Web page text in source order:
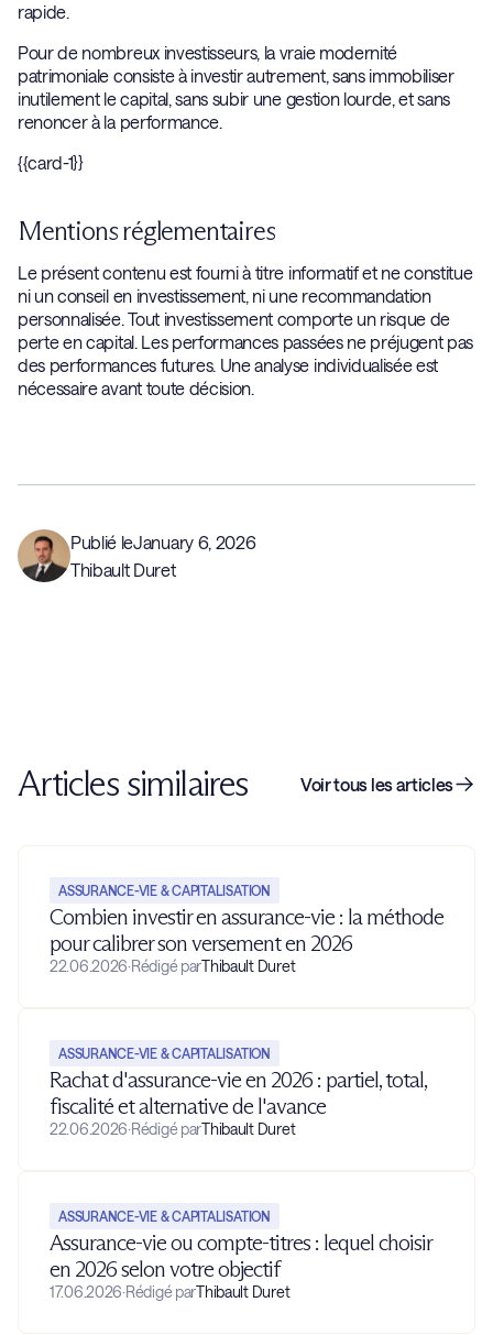
rapide.
Pour de nombreux investisseurs, la vraie modernité
patrimoniale consiste à investir autrement, sans immobiliser
inutilement le capital, sans subir une gestion lourde, et sans
renoncer à la performance.
{{card-1}}
Mentions réglementaires
Le présent contenu est fourni à titre informatif et ne constitue
ni un conseil en investissement, ni une recommandation
personnalisée. Tout investissement comporte un risque de
perte en capital. Les performances passées ne préjugent pas
des performances futures. Une analyse individualisée est
nécessaire avant toute décision.
Publié leJanuary 6, 2026
Thibault Duret
Articles similaires Voir tous les articles
ASSURANCE-VIE & CAPITALISATION
Combien investir en assurance-vie : la méthode
pour calibrer son versement en 2026
22.06.2026·Rédigé parThibault Duret
ASSURANCE-VIE & CAPITALISATION
Rachat d'assurance-vie en 2026 : partiel, total,
fiscalité et alternative de l'avance
22.06.2026·Rédigé parThibault Duret
ASSURANCE-VIE & CAPITALISATION
Assurance-vie ou compte-titres : lequel choisir
en 2026 selon votre objectif
17.06.2026·Rédigé parThibault Duret